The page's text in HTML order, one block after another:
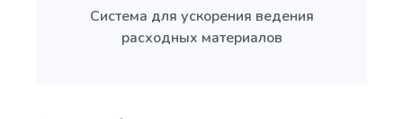
Система для ускорения ведения
расходных материалов